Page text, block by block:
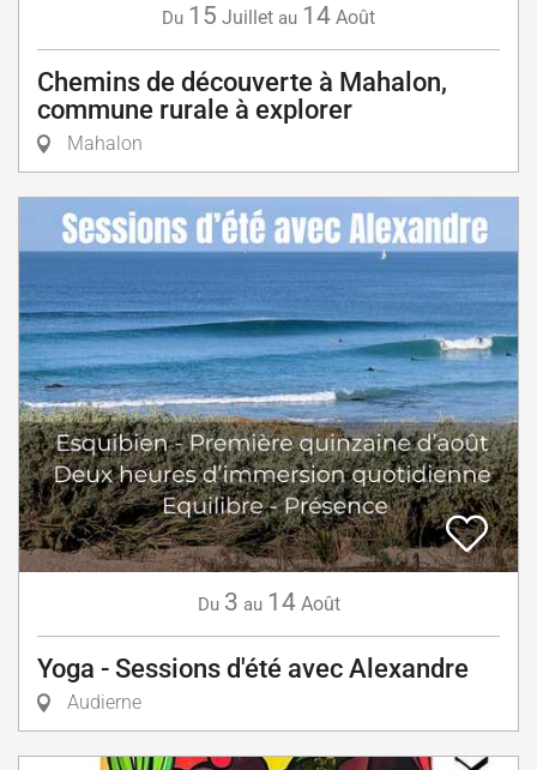
Du 15 Juillet au 14 Août
Chemins de découverte à Mahalon,
commune rurale à explorer
Mahalon
Du 3 au 14 Août
Yoga - Sessions d'été avec Alexandre
Audierne